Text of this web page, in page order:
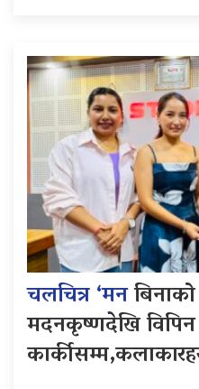
चलचित्र ‘मन
मदनकृष्णदेखि विपिन